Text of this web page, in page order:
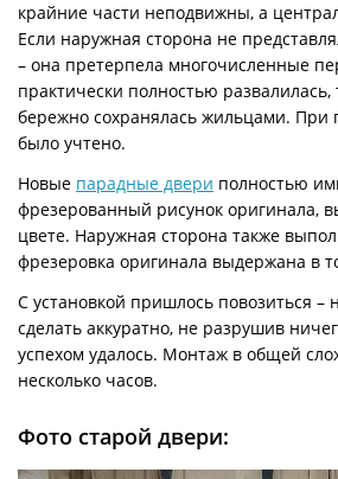
крайние части неподвижны, а
Если наружная сторона не
– она претерпела многочисленные
практически полностью развалилась,
бережно сохранялась жильцами. При
было учтено.
Новые парадные двери полностью
фрезерованный рисунок оригинала,
цвете. Наружная сторона также
фрезеровка оригинала выдержана в
С установкой пришлось повозиться –
сделать аккуратно, не разрушив
успехом удалось. Монтаж в общей
несколько часов.
Фото старой двери: